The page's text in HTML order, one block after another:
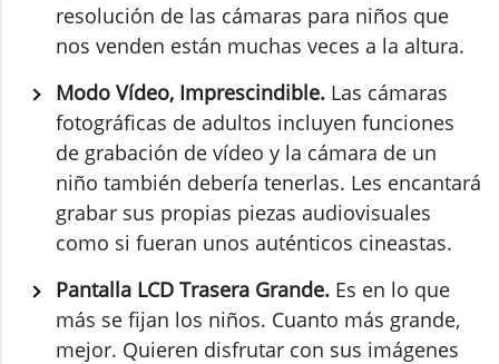
resolución de las cámaras para niños que
nos venden están muchas veces a la altura.
Modo Vídeo, Imprescindible. Las cámaras
fotográficas de adultos incluyen funciones
de grabación de vídeo y la cámara de un
niño también debería tenerlas. Les encantará
grabar sus propias piezas audiovisuales
como si fueran unos auténticos cineastas.
Pantalla LCD Trasera Grande. Es en lo que
más se fijan los niños. Cuanto más grande,
mejor. Quieren disfrutar con sus imágenes